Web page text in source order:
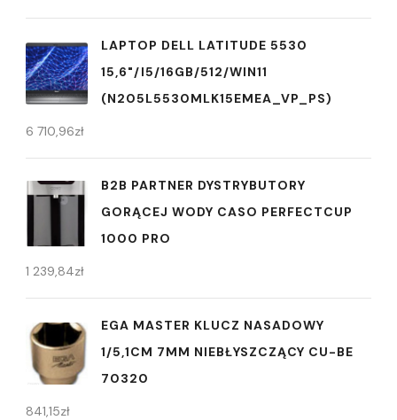
LAPTOP DELL LATITUDE 5530
15,6"/I5/16GB/512/WIN11
(N205L5530MLK15EMEA_VP_PS)
6 710,96zł
B2B PARTNER DYSTRYBUTORY
GORĄCEJ WODY CASO PERFECTCUP
1000 PRO
1 239,84zł
EGA MASTER KLUCZ NASADOWY
1/5,1CM 7MM NIEBŁYSZCZĄCY CU-BE
70320
841,15zł